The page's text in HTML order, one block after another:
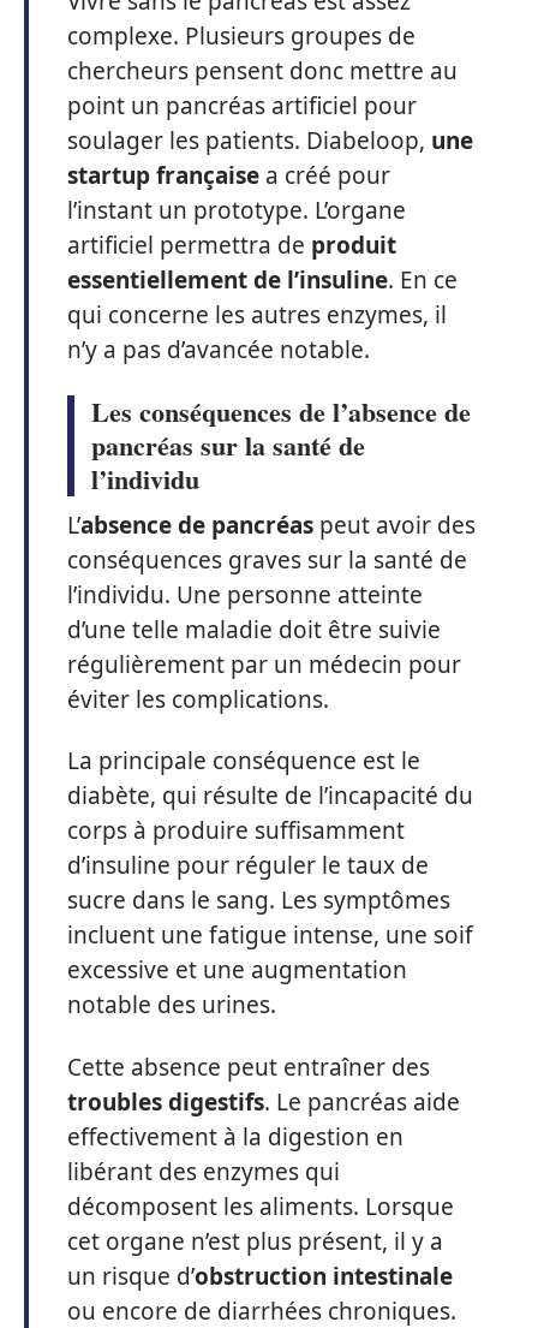
complexe. Plusieurs groupes de
chercheurs pensent donc mettre au
point un pancréas artificiel pour
soulager les patients. Diabeloop, une
startup française a créé pour
l’instant un prototype. L’organe
artificiel permettra de produit
essentiellement de l’insuline. En ce
qui concerne les autres enzymes, il
n’y a pas d’avancée notable.
Les conséquences de l’absence de
pancréas sur la santé de
l’individu
L’absence de pancréas peut avoir des
conséquences graves sur la santé de
l’individu. Une personne atteinte
d’une telle maladie doit être suivie
régulièrement par un médecin pour
éviter les complications.
La principale conséquence est le
diabète, qui résulte de l’incapacité du
corps à produire suffisamment
d’insuline pour réguler le taux de
sucre dans le sang. Les symptômes
incluent une fatigue intense, une soif
excessive et une augmentation
notable des urines.
Cette absence peut entraîner des
troubles digestifs. Le pancréas aide
effectivement à la digestion en
libérant des enzymes qui
décomposent les aliments. Lorsque
cet organe n’est plus présent, il y a
un risque d’obstruction intestinale
ou encore de diarrhées chroniques.